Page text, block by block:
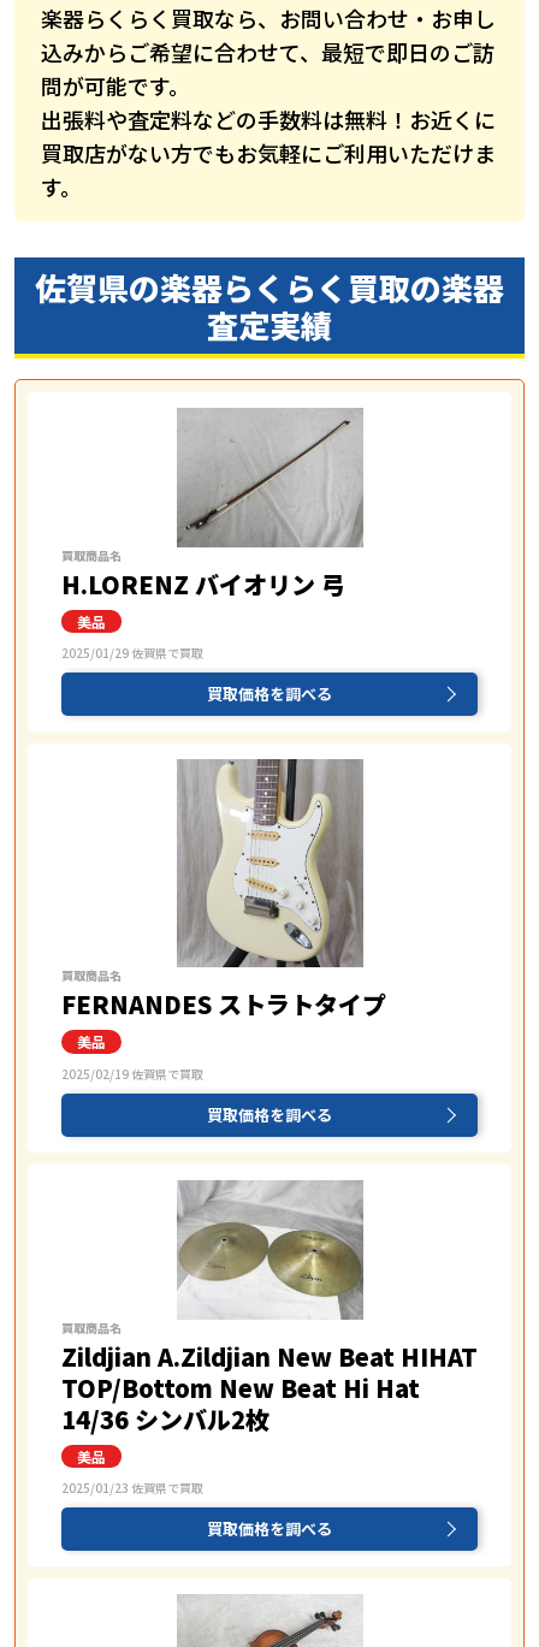
楽器らくらく買取なら、お問い合わせ・お申し
込みからご希望に合わせて、最短で即日のご訪
問が可能です。
出張料や査定料などの手数料は無料！お近くに
買取店がない方でもお気軽にご利用いただけま
す。
佐賀県の楽器らくらく買取の楽器
査定実績
買取商品名
H.LORENZ バイオリン 弓
2025/01/29 佐賀県で買取
買取価格を調べる
買取商品名
FERNANDES ストラトタイプ
2025/02/19 佐賀県で買取
買取価格を調べる
買取商品名
Zildjian A.Zildjian New Beat HIHAT
TOP/Bottom New Beat Hi Hat
14/36 シンバル2枚
2025/01/23 佐賀県で買取
買取価格を調べる